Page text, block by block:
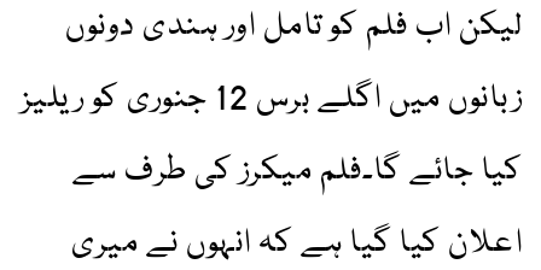
لیکن اب فلم کو تامل اور ہندی دونوں
زبانوں میں اگلے برس 12 جنوری کو ریلیز
کیا جائے گا۔فلم میکرز کی طرف سے
اعلان کیا گیا ہے کہ انہوں نے میری